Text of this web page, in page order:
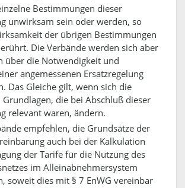
Bestimmungen dieser
unwirksam sein oder werden, so
der übrigen Bestimmungen
Die Verbände werden sich aber
über die Notwendigkeit und
angemessenen Ersatzregelung
Das Gleiche gilt, wenn sich die
Grundlagen, die bei Abschluß dieser
relevant waren, ändern.
empfehlen, die Grundsätze der
auch bei der Kalkulation
der Tarife für die Nutzung des
im Alleinabnehmersystem
soweit dies mit § 7 EnWG vereinbar